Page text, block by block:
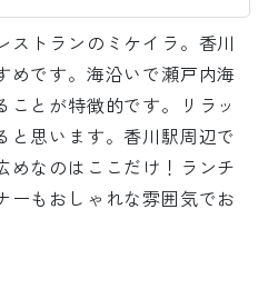
ストランのミケイラ。香川
めです。海沿いで瀬戸内海
ことが特徴的です。リラッ
と思います。香川駅周辺で
めなのはここだけ！ランチ
ーもおしゃれな雰囲気でお